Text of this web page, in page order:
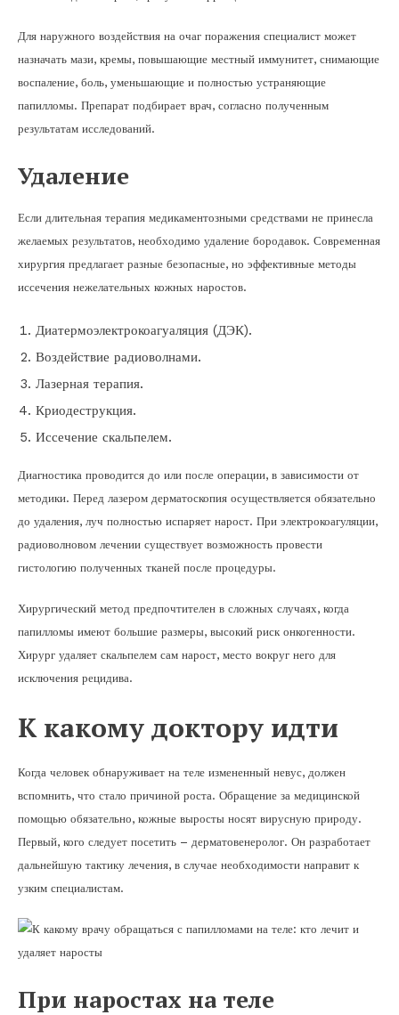
Для наружного воздействия на очаг поражения специалист может
назначать мази, кремы, повышающие местный иммунитет, снимающие
воспаление, боль, уменьшающие и полностью устраняющие
папилломы. Препарат подбирает врач, согласно полученным
результатам исследований.
Удаление
Если длительная терапия медикаментозными средствами не принесла
желаемых результатов, необходимо удаление бородавок. Современная
хирургия предлагает разные безопасные, но эффективные методы
иссечения нежелательных кожных наростов.
Диатермоэлектрокоагуаляция (ДЭК).
Воздействие радиоволнами.
Лазерная терапия.
Криодеструкция.
Иссечение скальпелем.
Диагностика проводится до или после операции, в зависимости от
методики. Перед лазером дерматоскопия осуществляется обязательно
до удаления, луч полностью испаряет нарост. При электрокоагуляции,
радиоволновом лечении существует возможность провести
гистологию полученных тканей после процедуры.
Хирургический метод предпочтителен в сложных случаях, когда
папилломы имеют большие размеры, высокий риск онкогенности.
Хирург удаляет скальпелем сам нарост, место вокруг него для
исключения рецидива.
К какому доктору идти
Когда человек обнаруживает на теле измененный невус, должен
вспомнить, что стало причиной роста. Обращение за медицинской
помощью обязательно, кожные выросты носят вирусную природу.
Первый, кого следует посетить – дерматовенеролог. Он разработает
дальнейшую тактику лечения, в случае необходимости направит к
узким специалистам.
При наростах на теле